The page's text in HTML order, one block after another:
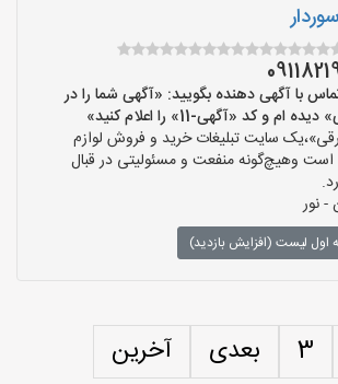
با آگهی دهنده بگویید: «آگهی شما را در
و کد «آگهی-11» را اعلام کنید»
سایت تبلیغات خرید و فروش لوازم
است وهیچ‌گونه منفعت و مسئولیتی در قبال
- نور
اول لیست (افزایش بازدید)
3 بعدی آخرین